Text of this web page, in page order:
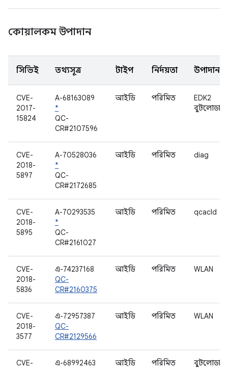
কোয়ালকম উপাদান
সিভিই তথ্যসূত্র টাইপ নির্দয়তা উপাদান
CVE-
2017-
15824
A-68163089
*
QC-
CR#2107596
আইডি পরিমিত
EDK2
বুটলোডার
CVE-
2018-
5897
A-70528036
*
QC-
CR#2172685
আইডি পরিমিত diag
CVE-
2018-
5895
A-70293535
*
QC-
CR#2161027
আইডি পরিমিত qcacld
CVE-
2018-
5836
এ-74237168
QC-
CR#2160375
আইডি পরিমিত WLAN
CVE-
2018-
3577
এ-72957387
QC-
CR#2129566
আইডি পরিমিত WLAN
CVE-
এ-68992463
আইডি পরিমিত বুটলোডার